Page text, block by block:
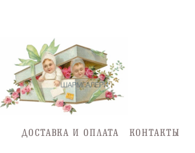
ДОСТАВКА И ОПЛАТА КОНТАКТЫ